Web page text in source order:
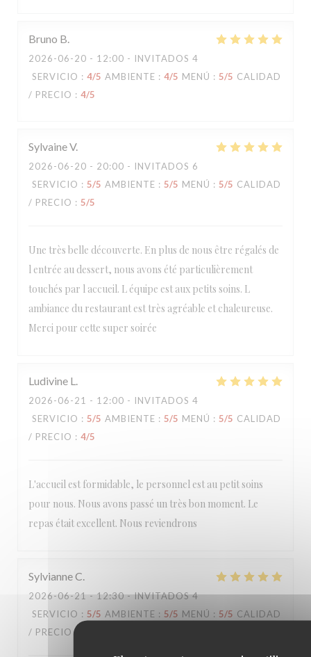
Bruno B
2026-06-20 - 12:00 - INVITADOS 4
SERVICIO : 4/5 AMBIENTE : 4/5 MENÚ : 5/5 CALIDAD
/ PRECIO : 4/5
SylvaineV
2026-06-20 - 20:00 - INVITADOS 6
SERVICIO : 5/5 AMBIENTE : 5/5 MENÚ : 5/5 CALIDAD
/ PRECIO : 5/5
Une très belle découverte. En plus de nous être régalés de
l entrée au dessert, nous avons été particulièrement
touchés par l accueil. L équipe est aux petits soins. L
ambiance du restaurant est très agréable et chaleureuse.
Merci pour cette super soirée
Ludivine L
2026-06-21 - 12:00 - INVITADOS 4
SERVICIO : 5/5 AMBIENTE : 5/5 MENÚ : 5/5 CALIDAD
/ PRECIO : 4/5
L'accueil est formidable, le personnel est au petit soins
pour nous. Nous avons passé un très bon moment. Le
repas était excellent. Nous reviendrons
SylvianneC
2026-06-21- 12:30 - INVITADOS 4
SERVICIO : 5/5 AMBIENTE : 5/5 MENÚ : 5/5 CALIDAD
/ PRECIO: